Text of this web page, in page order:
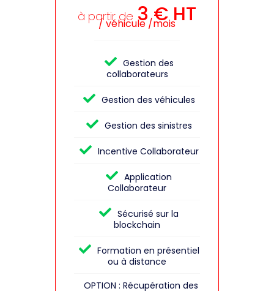
à partir de 3 € HT
/ véhicule /mois
Gestion des
collaborateurs
Gestion des véhicules
Gestion des sinistres
Incentive Collaborateur
Application
Collaborateur
Sécurisé sur la
blockchain
Formation en présentiel
ou à distance
OPTION : Récupération des